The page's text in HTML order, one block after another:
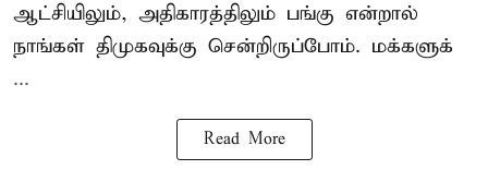
ஆட்சியிலும், அதிகாரத்திலும் பங்கு என்றால்
நாங்கள் திமுகவுக்கு சென்றிருப்போம். மக்களுக்
...
Read More